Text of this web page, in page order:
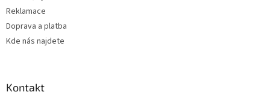
Reklamace
Doprava a platba
Kde nás najdete
Kontakt